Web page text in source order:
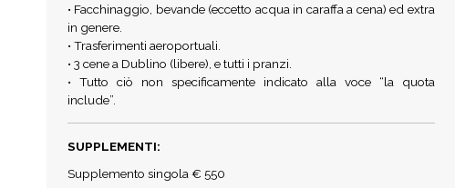
• Facchinaggio, bevande (eccetto acqua in caraffa a cena) ed extra
in genere.
• Trasferimenti aeroportuali.
• 3 cene a Dublino (libere), e tutti i pranzi.
• Tutto ciò non specificamente indicato alla voce “la quota
include”.
SUPPLEMENTI:
Supplemento singola € 550